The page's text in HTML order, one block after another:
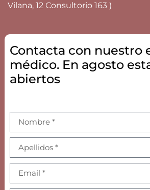
Vilana, 12 Consultorio 163 )
Contacta con nuestro
médico. En agosto
abiertos